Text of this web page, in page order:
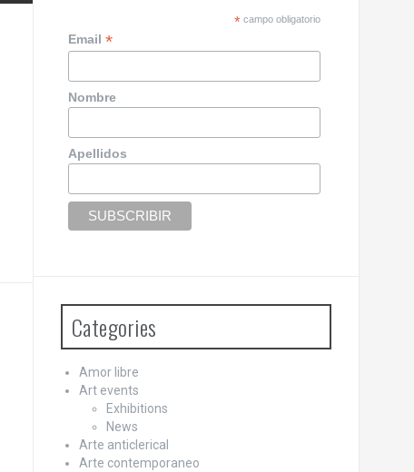
*campo obligatorio
Email*
Nombre
Apellidos
Categories
Amor libre
Art events
Exhibitions
News
Arte anticlerical
Arte contemporaneo